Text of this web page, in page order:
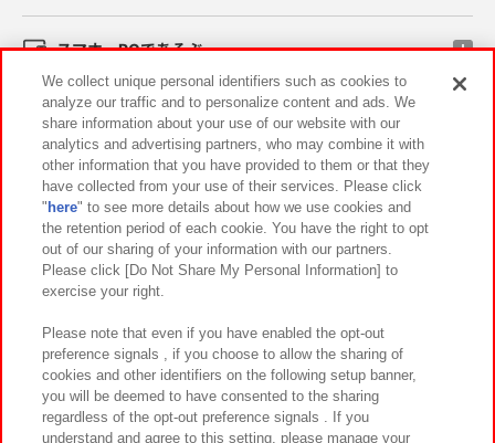
スマホ・PCであそぶ
イベント・キャンペーン
関連会社 サステナビリティ サイトポリシー
プライバシーポリシー ウェブアクセシビリティ方針と検証結果
お取引先さまとともに
カスタマーハラスメント対応方針 よくあるご質問・お問い合わせ
We collect unique personal identifiers such as cookies to
analyze our traffic and to personalize content and ads. We
share information about your use of our website with our
analytics and advertising partners, who may combine it with
other information that you have provided to them or that they
have collected from your use of their services. Please click
" here" to see more details about how we use cookies and
the retention period of each cookie. You have the right to opt
out of our sharing of your information with our partners.
Please click [Do Not Share My Personal Information] to
exercise your right.
Please note that even if you have enabled the opt-out
preference signals , if you choose to allow the sharing of
cookies and other identifiers on the following setup banner,
you will be deemed to have consented to the sharing
regardless of the opt-out preference signals . If you
understand and agree to this setting, please manage your